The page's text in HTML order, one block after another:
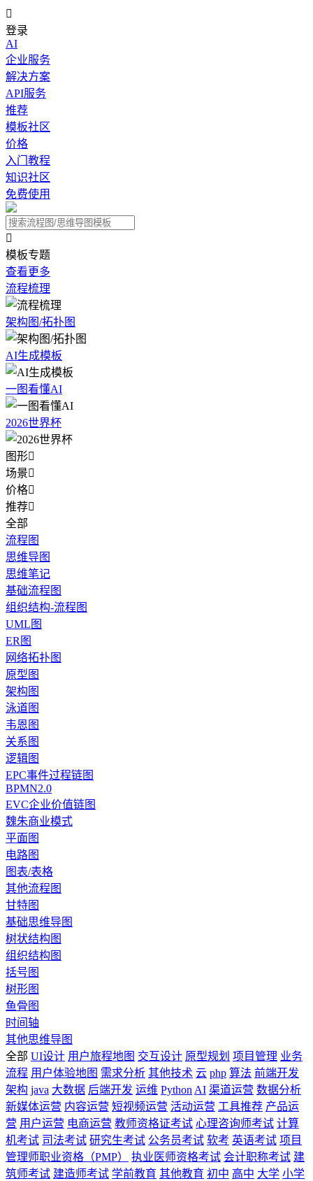

登录
AI
企业服务
解决方案
API服务
推荐
模板社区
价格
入门教程
知识社区
免费使用

模板专题
查看更多
流程梳理
架构图/拓扑图
AI生成模板
一图看懂AI
2026世界杯
图形
场景
价格
推荐
全部
流程图
思维导图
思维笔记
基础流程图
组织结构-流程图
UML图
ER图
网络拓扑图
原型图
架构图
泳道图
韦恩图
关系图
逻辑图
EPC事件过程链图
BPMN2.0
EVC企业价值链图
魏朱商业模式
平面图
电路图
图表/表格
其他流程图
甘特图
基础思维导图
树状结构图
组织结构图
括号图
树形图
鱼骨图
时间轴
其他思维导图
全部 UI设计 用户旅程地图 交互设计 原型规划 项目管理 业务
流程 用户体验地图 需求分析 其他技术 云 php 算法 前端开发
架构 java 大数据 后端开发 运维 Python AI 渠道运营 数据分析
新媒体运营 内容运营 短视频运营 活动运营 工具推荐 产品运
营 用户运营 电商运营 教师资格证考试 心理咨询师考试 计算
机考试 司法考试 研究生考试 公务员考试 软考 英语考试 项目
管理师职业资格（PMP）
执业医师资格考试 会计职称考试 建
筑师考试 建造师考试 学前教育 其他教育 初中 高中 大学 小学